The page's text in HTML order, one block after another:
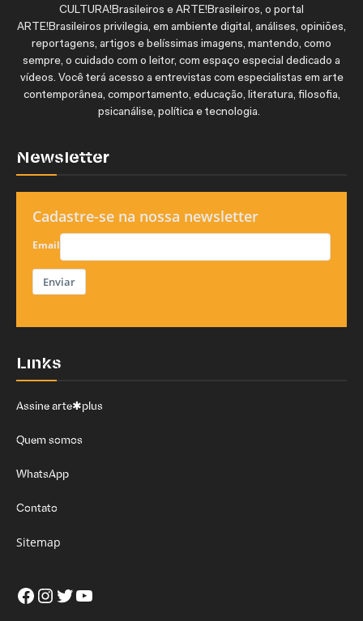
CULTURA!Brasileiros e ARTE!Brasileiros, o portal
ARTE!Brasileiros privilegia, em ambiente digital, análises, opiniões,
reportagens, artigos e belíssimas imagens, mantendo, como
sempre, o cuidado com o leitor, com espaço especial dedicado a
vídeos. Você terá acesso a entrevistas com especialistas em arte
contemporânea, comportamento, educação, literatura, filosofia,
psicanálise, política e tecnologia.
Newsletter
Cadastre-se na nossa newsletter
Email
Enviar
Links
Assine arte✱plus
Quem somos
WhatsApp
Contato
Sitemap
Facebook
Instagram
Twitter
Youtube